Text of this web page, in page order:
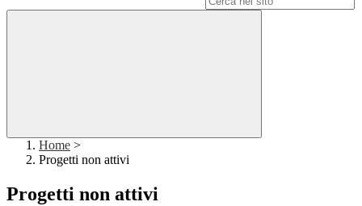
Home >
Progetti non attivi
Progetti non attivi